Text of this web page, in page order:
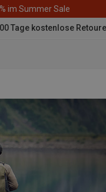
im Summer Sale
Tage kostenlose Retoure